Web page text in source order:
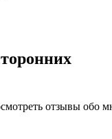
отзывы обо